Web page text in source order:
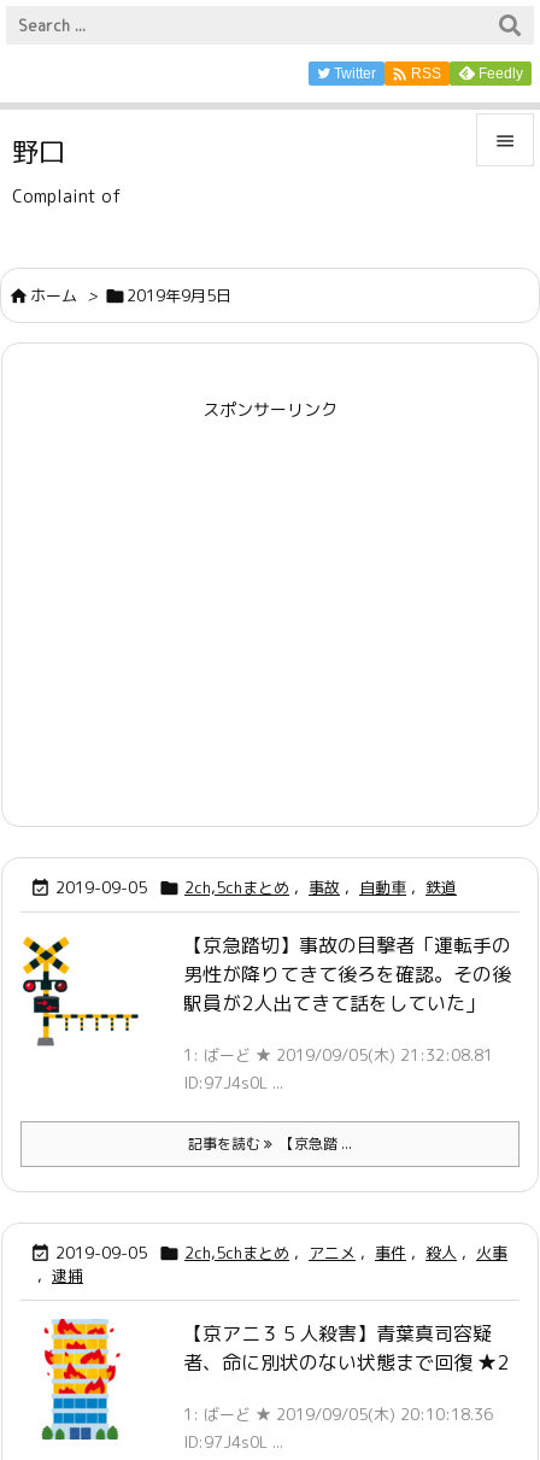

サイド

前へ
Twitter  RSS Feedly
野口
Complaint of
ホーム > 2019年9月5日
スポンサーリンク
 2019-09-05  2ch,5chまとめ , 事故 , 自動車 , 鉄道
【京急踏切】事故の目撃者「運転手の
男性が降りてきて後ろを確認。その後
駅員が2人出てきて話をしていた」
1: ばーど ★ 2019/09/05(木) 21:32:08.81
ID:97J4s0L ...
記事を読む 【京急踏 ...
 2019-09-05  2ch,5chまとめ , アニメ , 事件 , 殺人 , 火事
, 逮捕
【京アニ３５人殺害】青葉真司容疑
者、命に別状のない状態まで回復 ★2
1: ばーど ★ 2019/09/05(木) 20:10:18.36
ID:97J4s0L ...